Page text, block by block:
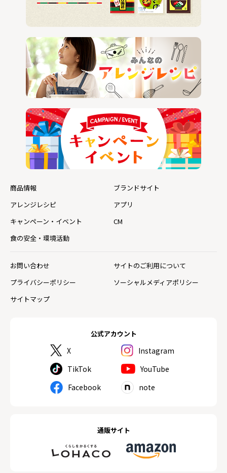
公式アカウント
X
Instagram
TikTok
YouTube
Facebook
note
通販サイト
商品情報
ブランドサイト
アレンジレシピ
アプリ
キャンペーン・イベント
CM
食の安全・環境活動
お問い合わせ
サイトのご利用について
プライバシーポリシー
ソーシャルメディアポリシー
サイトマップ